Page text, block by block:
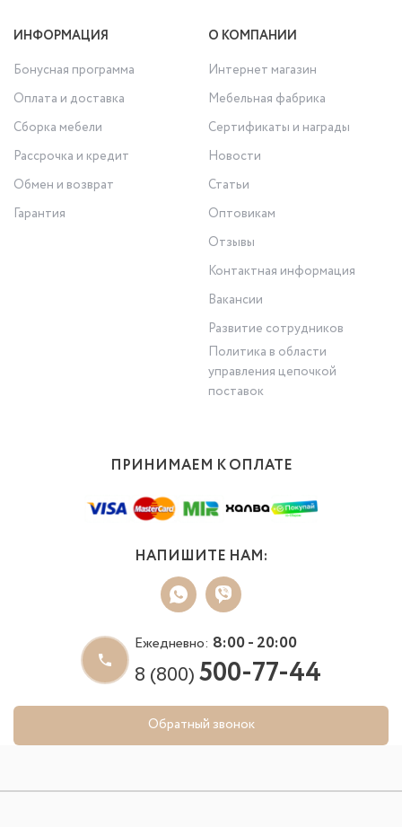
ИНФОРМАЦИЯ
Бонусная программа
Оплата и доставка
Сборка мебели
Рассрочка и кредит
Обмен и возврат
Гарантия
О КОМПАНИИ
Интернет магазин
Мебельная фабрика
Сертификаты и награды
Новости
Статьи
Оптовикам
Отзывы
Контактная информация
Вакансии
Развитие сотрудников
Политика в области
управления цепочкой
поставок
ПРИНИМАЕМ К ОПЛАТЕ
НАПИШИТЕ НАМ:
Ежедневно: 8:00 - 20:00
8 (800)500-77-44
Обратный звонок